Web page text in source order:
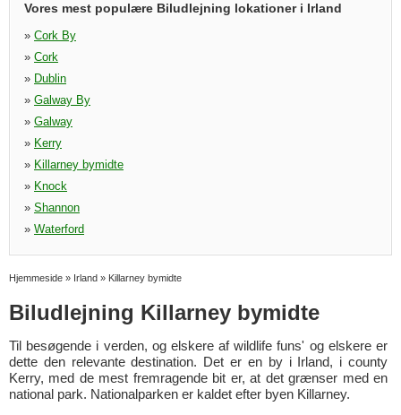
Vores mest populære Biludlejning lokationer i Irland
» Cork By
» Cork
» Dublin
» Galway By
» Galway
» Kerry
» Killarney bymidte
» Knock
» Shannon
» Waterford
Hjemmeside » Irland » Killarney bymidte
Biludlejning Killarney bymidte
Til besøgende i verden, og elskere af wildlife funs' og elskere er
dette den relevante destination. Det er en by i Irland, i county
Kerry, med de mest fremragende bit er, at det grænser med en
national park. Nationalparken er kaldet efter byen Killarney.